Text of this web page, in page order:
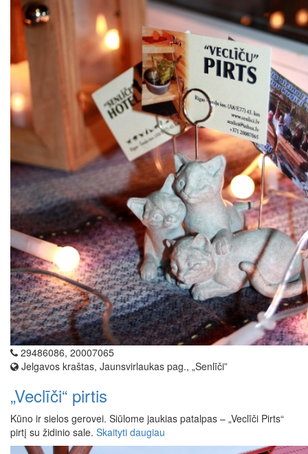
29486086, 20007065
Jelgavos kraštas, Jaunsvirlaukas pag., „Senlīči”
„Veclīči“ pirtis
Kūno ir sielos gerovei. Siūlome jaukias patalpas – „Veclīči Pirts“
pirtį su židinio sale. Skaityti daugiau